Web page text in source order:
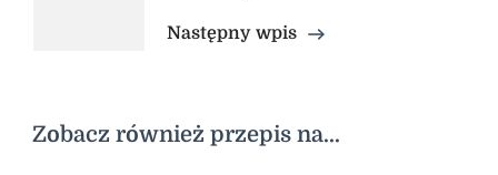
Następny wpis
Zobacz również przepis na...